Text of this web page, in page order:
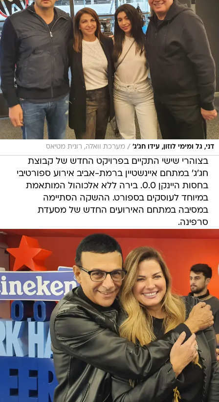
דני, גל ומימי לוזון, עידו חג'ג' / מערכת וואלה, רונית מטיאס
בצוהרי שישי התקיים בפרויקט החדש של קבוצת
חג'ג' במתחם איינשטיין ברמת-אביב אירוע ספורטיבי
בחסות היינקן 0.0. בירה ללא אלכוהול המותאמת
במיוחד לעוסקים בספורט. ההשקה הסתיימה
במסיבה במתחם האירועים החדש של מסעדת
סרפינה.